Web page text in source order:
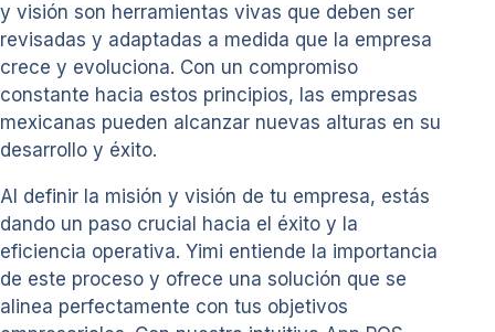
y visión son herramientas vivas que deben ser
revisadas y adaptadas a medida que la empresa
crece y evoluciona. Con un compromiso
constante hacia estos principios, las empresas
mexicanas pueden alcanzar nuevas alturas en su
desarrollo y éxito.
Al definir la misión y visión de tu empresa, estás
dando un paso crucial hacia el éxito y la
eficiencia operativa. Yimi entiende la importancia
de este proceso y ofrece una solución que se
alinea perfectamente con tus objetivos